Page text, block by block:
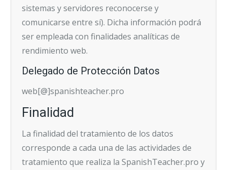
sistemas y servidores reconocerse y
comunicarse entre sí). Dicha información podrá
ser empleada con finalidades analíticas de
rendimiento web.
Delegado de Protección Datos
web[@]spanishteacher.pro
Finalidad
La finalidad del tratamiento de los datos
corresponde a cada una de las actividades de
tratamiento que realiza la SpanishTeacher.pro y